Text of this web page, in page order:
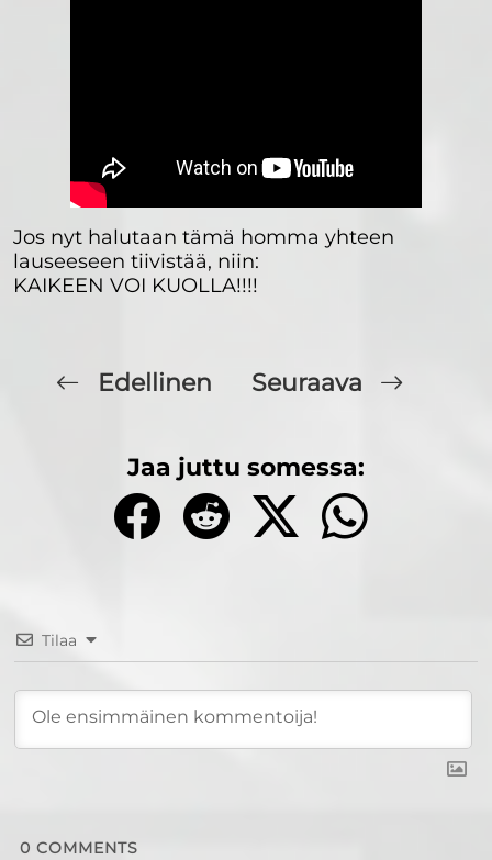
Jos nyt halutaan tämä homma yhteen
lauseeseen tiivistää, niin:
KAIKEEN VOI KUOLLA!!!!
Edellinen Seuraava
Jaa juttu somessa:
Tilaa
0 COMMENTS